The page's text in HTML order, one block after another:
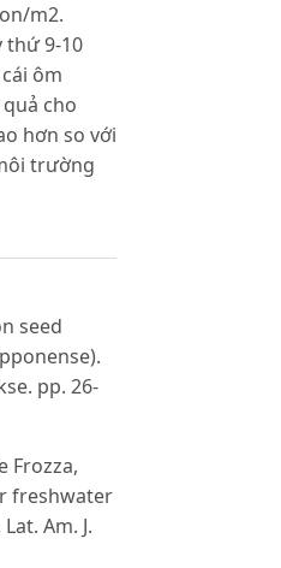
m2.
9-10
ôm
cho
hơn so với
trường
seed
pp. 26-
Frozza,
freshwater
Am. J.